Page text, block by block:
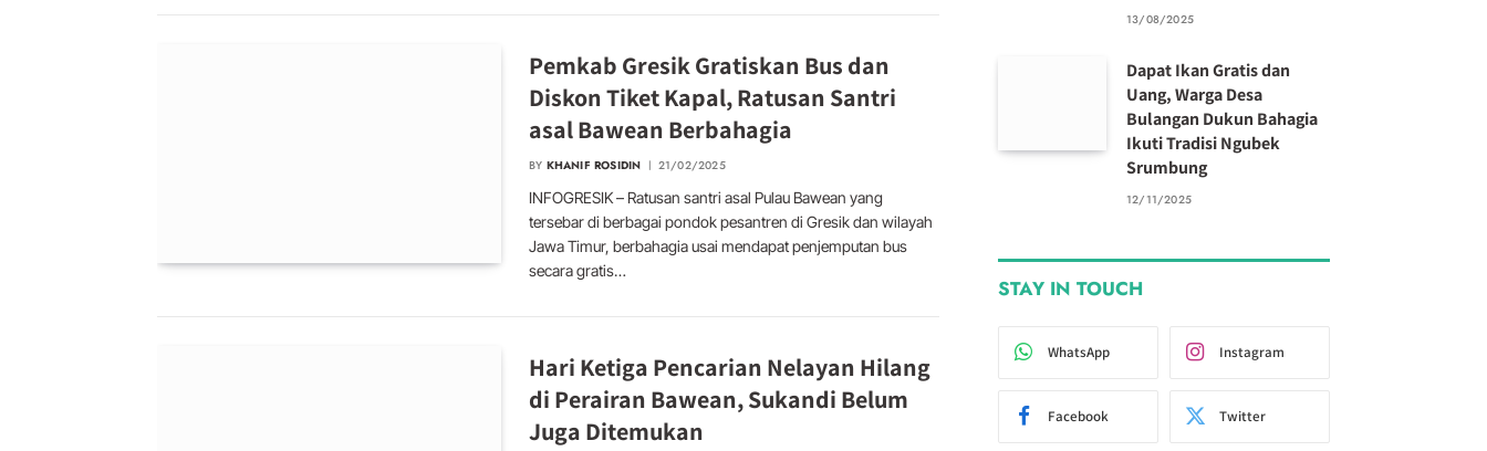
Pemkab Gresik Gratiskan Bus dan
Diskon Tiket Kapal, Ratusan Santri
asal Bawean Berbahagia
BY KHANIF ROSIDIN 21/02/2025
INFOGRESIK – Ratusan santri asal Pulau Bawean yang
tersebar di berbagai pondok pesantren di Gresik dan wilayah
Jawa Timur, berbahagia usai mendapat penjemputan bus
secara gratis…
Hari Ketiga Pencarian Nelayan Hilang
di Perairan Bawean, Sukandi Belum
Juga Ditemukan
13/08/2025
Dapat Ikan Gratis dan
Uang, Warga Desa
Bulangan Dukun Bahagia
Ikuti Tradisi Ngubek
Srumbung
12/11/2025
STAY IN TOUCH
WhatsApp Instagram
Facebook Twitter